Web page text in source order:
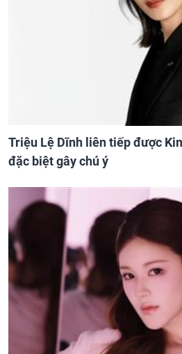
Triệu Lệ Dĩnh liên tiếp được
đặc biệt gây chú ý